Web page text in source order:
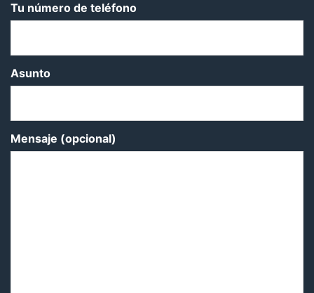
Tu número de teléfono
Asunto
Mensaje (opcional)